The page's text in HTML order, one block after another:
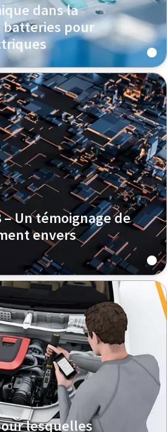
dans la
pour
– Un témoignage de
envers
lesquelles